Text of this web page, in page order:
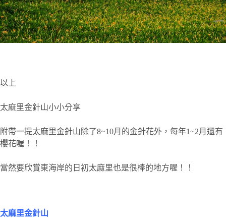
以上
太麻里金針山小小分享
附帶一提太麻里金針山除了8~10月的金針花外，每年1~2月還有
櫻花喔！！
當然要欣賞東海岸的日初太麻里也是很棒的地方喔！！
太麻里金針山